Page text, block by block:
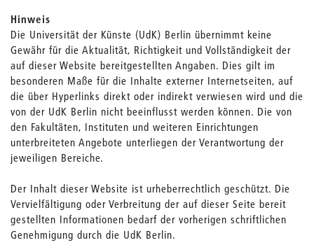
Hinweis
Die Universität der Künste (UdK) Berlin übernimmt keine
Gewähr für die Aktualität, Richtigkeit und Vollständigkeit der
auf dieser Website bereitgestellten Angaben. Dies gilt im
besonderen Maße für die Inhalte externer Internetseiten, auf
die über Hyperlinks direkt oder indirekt verwiesen wird und die
von der UdK Berlin nicht beeinflusst werden können. Die von
den Fakultäten, Instituten und weiteren Einrichtungen
unterbreiteten Angebote unterliegen der Verantwortung der
jeweiligen Bereiche.
Der Inhalt dieser Website ist urheberrechtlich geschützt. Die
Vervielfältigung oder Verbreitung der auf dieser Seite bereit
gestellten Informationen bedarf der vorherigen schriftlichen
Genehmigung durch die UdK Berlin.